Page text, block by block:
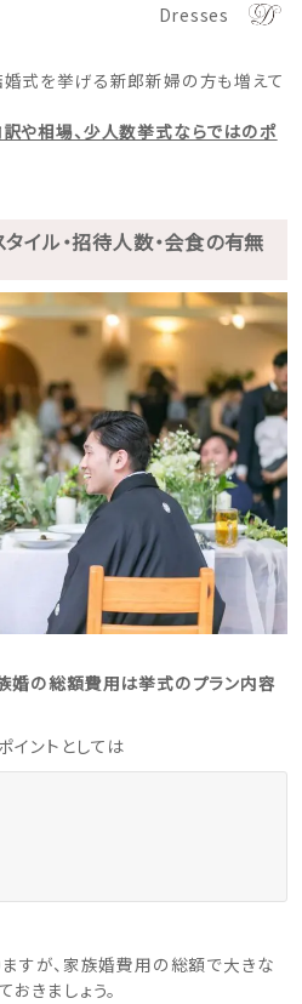
Dresses
式を挙げる新郎新婦の方も増えて
や相場、少人数挙式ならではのポ
イル・招待人数・会食の有無
婚の総額費用は挙式のプラン内容
イントとしては
すが、家族婚費用の総額で大きな
きましょう。